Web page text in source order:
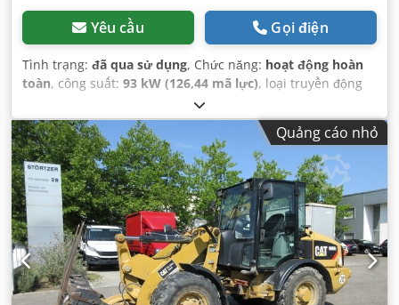
Yêu cầu Gọi điện
Tình trạng: đã qua sử dụng, Chức năng: hoạt động hoàn
toàn, công suất: 93 kW (126,44 mã lực), loại truyền động
, loại nhiên liệu:
không tải:12.600 kg, trọng lượng vận hành:12.600 kg, cấu
hình trục:4x4, đăng ký lần đầu:10/1998, Năm sản xuất:
1998, giờ hoạt động:17.762 h, nhiên liệu:diesel, Thiết bị:
càng nâng pallet, dẫn động bốn bánh,
Quảng cáo nhỏ